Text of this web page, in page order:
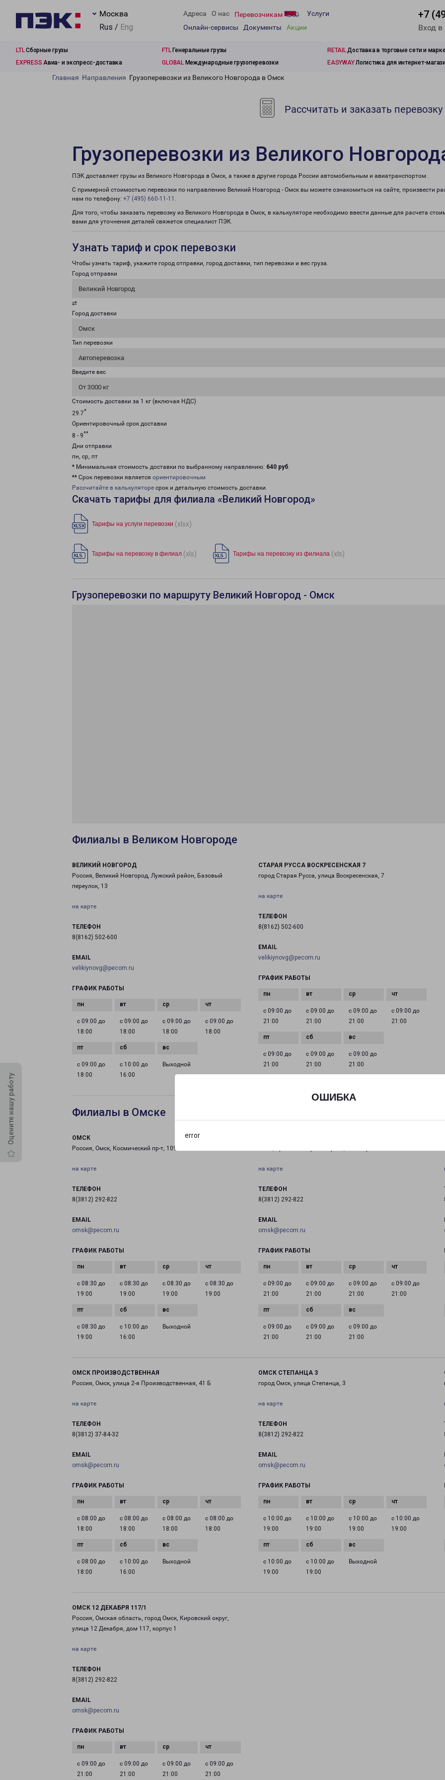
ОШИБКА
error
Москва
Rus / Eng
Адреса О нас Перевозчикам
Услуги
Онлайн-сервисы
Документы Акции
+7
Вход
LTLСборные грузы FTLГенеральные грузы RETAILДоставка в торговые сети и
EXPRESS Авиа- и экспресс-доставка GLOBALМеждународные грузоперевозки EASYWAYЛогистика для интернет-
Оцените нашу работу
Главная Направления Грузоперевозки из Великого Новгорода в Омск
Рассчитать и заказать перевозку
Грузоперевозки из Великого
ПЭК доставляет грузы из Великого Новгорода в Омск, а также в другие города России автомобильным и авиатранспортом.
С примерной стоимостью перевозки по направлению Великий Новгород - Омск вы можете ознакомиться на сайте, произвести
нам по телефону: +7 (495) 660-11-11 .
Для того, чтобы заказать перевозку из Великого Новгорода в Омск, в калькуляторе необходимо ввести данные для расчета
вами для уточнения деталей свяжется специалист ПЭК.
Узнать тариф и срок перевозки
Чтобы узнать тариф, укажите город отправки, город доставки, тип перевозки и вес груза.
Город отправки
Великий Новгород
⇄
Город доставки
Омск
Тип перевозки
Автоперевозка
Введите вес
От 3000 кг
Стоимость доставки за 1 кг (включая НДС)
29.7*
Ориентировочный срок доставки
8 - 9**
Дни отправки
пн, ср, пт
* Минимальная стоимость доставки по выбранному направлению: 640 руб.
** Срок перевозки является ориентировочным
Рассчитайте в калькуляторе срок и детальную стоимость доставки.
Скачать тарифы для филиала «Великий Новгород»
Тарифы на услуги перевозки (xlsx)
Тарифы на перевозку в филиал (xls) Тарифы на перевозку из филиала (xls)
Грузоперевозки по маршруту Великий Новгород - Омск
Филиалы в Великом Новгороде
ВЕЛИКИЙ НОВГОРОД
Россия, Великий Новгород, Лужский район, Базовый
переулок, 13
на карте
ТЕЛЕФОН
8(8162) 502-600
EMAIL
velikiynovg@pecom.ru
ГРАФИК РАБОТЫ
с 09:00 до
18:00
с 09:00 до
18:00
с 09:00 до
18:00
с 09:00 до
18:00
с 09:00 до
18:00
с 10:00 до
16:00
Выходной
СТАРАЯ РУССА ВОСКРЕСЕНСКАЯ 7
город Старая Русса, улица Воскресенская, 7
на карте
ТЕЛЕФОН
8(8162) 502-600
EMAIL
velikiynovg@pecom.ru
ГРАФИК РАБОТЫ
с 09:00 до
21:00
с 09:00 до
21:00
с 09:00 до
21:00
с 09:00 до
21:00
с 09:00 до
21:00
с 09:00 до
21:00
с 09:00 до
21:00
Филиалы в Омске
ОМСК
Россия, Омск, Космический пр-т, 109 к1
на карте
ТЕЛЕФОН
8(3812) 292-822
EMAIL
omsk@pecom.ru
ГРАФИК РАБОТЫ
с 08:30 до
19:00
с 08:30 до
19:00
с 08:30 до
19:00
с 08:30 до
19:00
с 08:30 до
19:00
с 10:00 до
16:00
Выходной
на карте
ТЕЛЕФОН
8(3812) 292-822
EMAIL
omsk@pecom.ru
ГРАФИК РАБОТЫ
с 09:00 до
21:00
с 09:00 до
21:00
с 09:00 до
21:00
с 09:00 до
21:00
с 09:00 до
21:00
с 09:00 до
21:00
с 09:00 до
21:00
ОМСК ПРОИЗВОДСТВЕННАЯ
Россия, Омск, улица 2-я Производственная, 41 Б
на карте
ТЕЛЕФОН
8(3812) 37-84-32
EMAIL
omsk@pecom.ru
ГРАФИК РАБОТЫ
с 08:00 до
18:00
с 08:00 до
18:00
с 08:00 до
18:00
с 08:00 до
18:00
с 08:00 до
18:00
с 10:00 до
16:00
Выходной
ОМСК СТЕПАНЦА 3
город Омск, улица Степанца, 3
на карте
ТЕЛЕФОН
8(3812) 292-822
EMAIL
omsk@pecom.ru
ГРАФИК РАБОТЫ
с 10:00 до
19:00
с 10:00 до
19:00
с 10:00 до
19:00
с 10:00 до
19:00
с 10:00 до
19:00
с 10:00 до
19:00
Выходной
ОМСК 12 ДЕКАБРЯ 117/1
Россия, Омская область, город Омск, Кировский округ,
улица 12 Декабря, дом 117, корпус 1
на карте
ТЕЛЕФОН
8(3812) 292-822
EMAIL
omsk@pecom.ru
ГРАФИК РАБОТЫ
с 09:00 до
21:00
с 09:00 до
21:00
с 09:00 до
21:00
с 09:00 до
21:00